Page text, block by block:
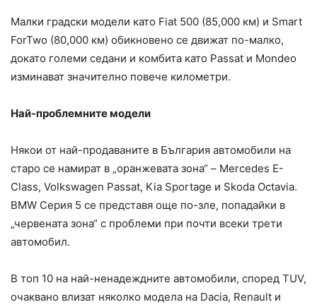
Малки градски модели като Fiat 500 (85,000 км) и Smart
ForTwo (80,000 км) обикновено се движат по-малко,
докато големи седани и комбита като Passat и Mondeo
изминават значително повече километри.
Най-проблемните модели
Някои от най-продаваните в България автомобили на
старо се намират в „оранжевата зона“ – Mercedes E-
Class, Volkswagen Passat, Kia Sportage и Skoda Octavia.
BMW Серия 5 се представя още по-зле, попадайки в
„червената зона“ с проблеми при почти всеки трети
автомобил.
В топ 10 на най-ненадеждните автомобили, според TUV,
очаквано влизат няколко модела на Dacia, Renault и